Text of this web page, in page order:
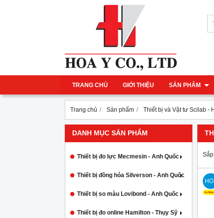
TRANG CHỦ GIỚI THIỆU SẢN PHẨM
Trang chủ Sản phẩm Thiết bị và Vật tư Scilab -
DANH MỤC SẢN PHẨM
Thiết bị đo lực Mecmesin - Anh Quốc
Thiết bị đồng hóa Silverson - Anh Quốc
Thiết bị so màu Lovibond - Anh Quốc
Thiết bị đo online Hamilton - Thụy Sỹ